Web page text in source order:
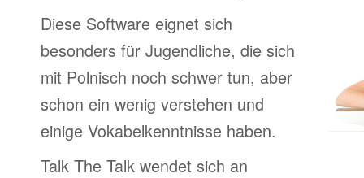
Diese Software eignet sich
besonders für Jugendliche, die sich
mit Polnisch noch schwer tun, aber
schon ein wenig verstehen und
einige Vokabelkenntnisse haben.
Talk The Talk wendet sich an